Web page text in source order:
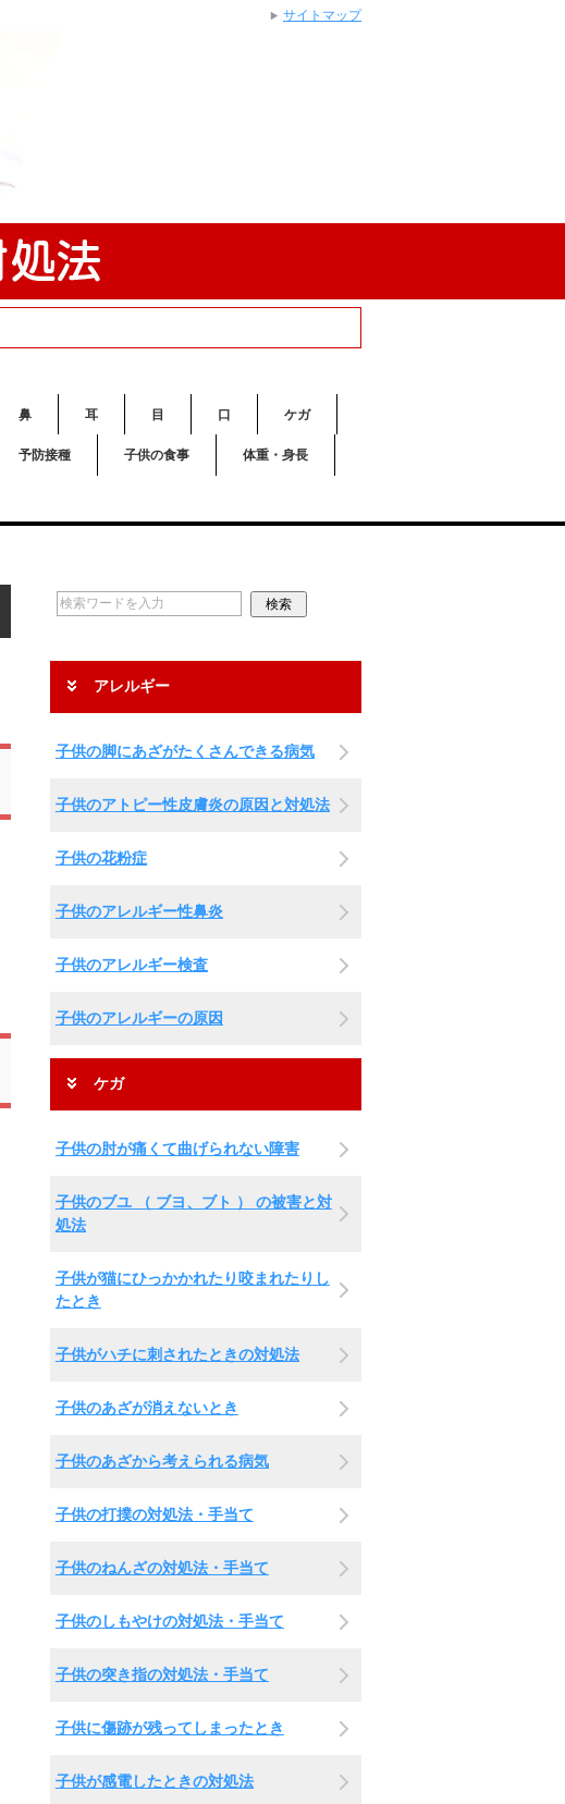
鼻 耳 目 口 ケガ
予防接種 子供の食事 体重・身長
アレルギー
子供の脚にあざがたくさんできる病気
子供のアトピー性皮膚炎の原因と対処法
子供の花粉症
子供のアレルギー性鼻炎
子供のアレルギー検査
子供のアレルギーの原因
ケガ
子供の肘が痛くて曲げられない障害
子供のブユ （ ブヨ、ブト ） の被害と対
処法
子供が猫にひっかかれたり咬まれたりし
たとき
子供がハチに刺されたときの対処法
子供のあざが消えないとき
子供のあざから考えられる病気
子供の打撲の対処法・手当て
子供のねんざの対処法・手当て
子供のしもやけの対処法・手当て
子供の突き指の対処法・手当て
子供に傷跡が残ってしまったとき
子供が感電したときの対処法
サイトマップ